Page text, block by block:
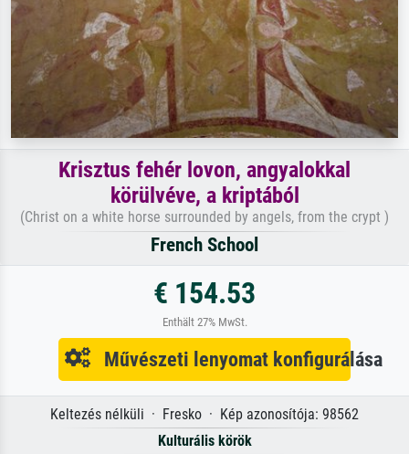
Krisztus fehér lovon, angyalokkal
körülvéve, a kriptából
(Christ on a white horse surrounded by angels, from the crypt )
French School
€ 154.53
Enthält 27% MwSt.
Művészeti lenyomat konfigurálása
Keltezés nélküli · Fresko · Kép azonosítója: 98562
Kulturális körök